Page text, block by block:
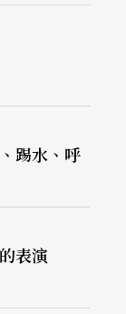
的空間概
的詮
，似乎暗示
革命的劇中
，只能一再
的劇場訓
想要在劇場
，恐怕更需
踢水、呼
表演